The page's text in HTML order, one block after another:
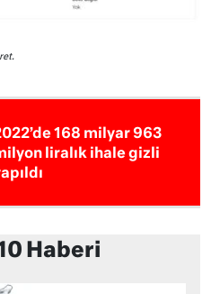
168 milyar 963
liralık ihale gizli
Haberi